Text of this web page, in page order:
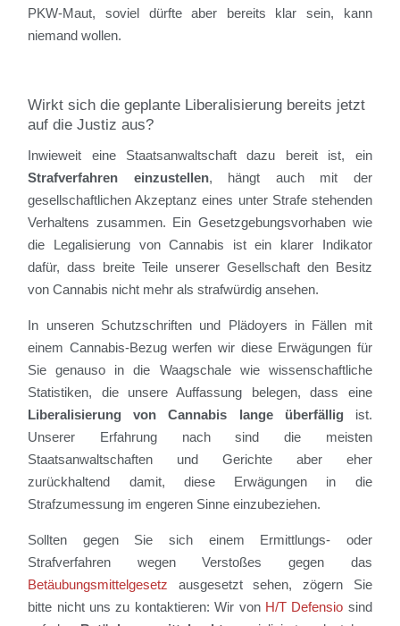
PKW-Maut, soviel dürfte aber bereits klar sein, kann
niemand wollen.
Wirkt sich die geplante Liberalisierung bereits jetzt
auf die Justiz aus?
Inwieweit eine Staatsanwaltschaft dazu bereit ist, ein
Strafverfahren einzustellen, hängt auch mit der
gesellschaftlichen Akzeptanz eines unter Strafe stehenden
Verhaltens zusammen. Ein Gesetzgebungsvorhaben wie
die Legalisierung von Cannabis ist ein klarer Indikator
dafür, dass breite Teile unserer Gesellschaft den Besitz
von Cannabis nicht mehr als strafwürdig ansehen.
In unseren Schutzschriften und Plädoyers in Fällen mit
einem Cannabis-Bezug werfen wir diese Erwägungen für
Sie genauso in die Waagschale wie wissenschaftliche
Statistiken, die unsere Auffassung belegen, dass eine
Liberalisierung von Cannabis lange überfälligist.
Unserer Erfahrung nach sind die meisten
Staatsanwaltschaften und Gerichte aber eher
zurückhaltend damit, diese Erwägungen in die
Strafzumessung im engeren Sinne einzubeziehen.
Sollten gegen Sie sich einem Ermittlungs- oder
Strafverfahren wegen Verstoßes gegen das
Betäubungsmittelgesetz ausgesetzt sehen, zögern Sie
bitte nicht uns zu kontaktieren: Wir von H/T Defensio sind